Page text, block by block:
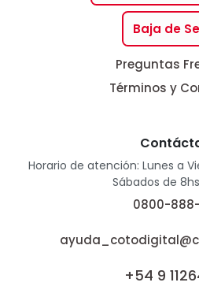
Baja de
Preguntas
Términos y
Horario de atención: Lunes a
Sábados de
0800-
+54 9